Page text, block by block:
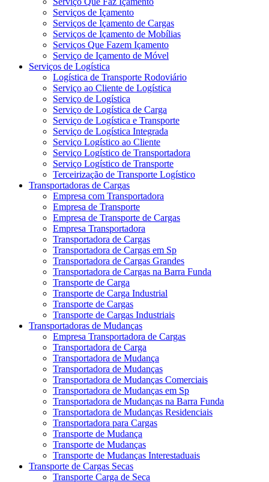
Serviços de Içamento
Serviços de Içamento de Cargas
Serviços de Içamento de Mobílias
Serviços Que Fazem Içamento
Serviço de Içamento de Móvel
Serviços de Logística
Logística de Transporte Rodoviário
Serviço ao Cliente de Logística
Serviço de Logística
Serviço de Logística de Carga
Serviço de Logística e Transporte
Serviço de Logística Integrada
Serviço Logístico ao Cliente
Serviço Logístico de Transportadora
Serviço Logístico de Transporte
Terceirização de Transporte Logístico
Transportadoras de Cargas
Empresa com Transportadora
Empresa de Transporte
Empresa de Transporte de Cargas
Empresa Transportadora
Transportadora de Cargas
Transportadora de Cargas em Sp
Transportadora de Cargas Grandes
Transportadora de Cargas na Barra Funda
Transporte de Carga
Transporte de Carga Industrial
Transporte de Cargas
Transporte de Cargas Industriais
Transportadoras de Mudanças
Empresa Transportadora de Cargas
Transportadora de Carga
Transportadora de Mudança
Transportadora de Mudanças
Transportadora de Mudanças Comerciais
Transportadora de Mudanças em Sp
Transportadora de Mudanças na Barra Funda
Transportadora de Mudanças Residenciais
Transportadora para Cargas
Transporte de Mudança
Transporte de Mudanças
Transporte de Mudanças Interestaduais
Transporte de Cargas Secas
Transporte Carga de Seca